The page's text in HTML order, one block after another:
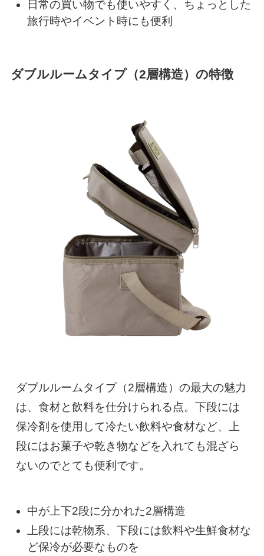
日常の買い物でも使いやすく、ちょっとした
旅行時やイベント時にも便利
ダブルルームタイプ（2層構造）の特徴
ダブルルームタイプ（2層構造）の最大の魅力
は、食材と飲料を仕分けられる点。下段には
保冷剤を使用して冷たい飲料や食材など、上
段にはお菓子や乾き物などを入れても混ざら
ないのでとても便利です。
中が上下2段に分かれた2層構造
上段には乾物系、下段には飲料や生鮮食材な
ど保冷が必要なものを